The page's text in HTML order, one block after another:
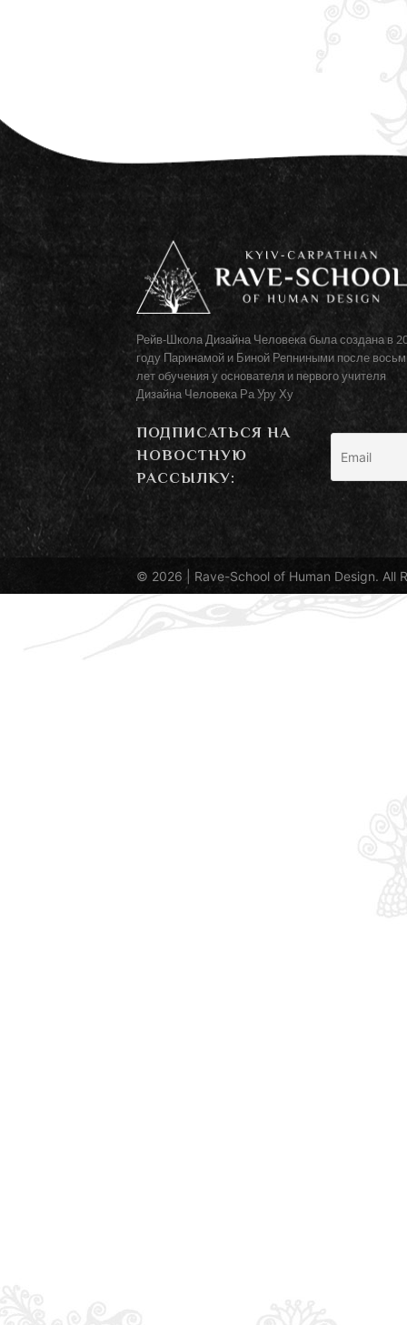
Рейв-Школа Дизайна Человека была создана в
году Паринамой и Биной Репниными после
лет обучения у основателя и первого учителя
Дизайна Человека Ра Уру Ху
ПОДПИСАТЬСЯ НА
НОВОСТНУЮ
РАССЫЛКУ:
© 2026 | Rave-School of Human Design. All